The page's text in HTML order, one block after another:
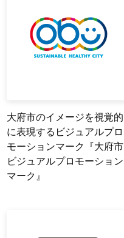
大府市のイメージを視覚的
に表現するビジュアルプロ
モーションマーク『大府市
ビジュアルプロモーション
マーク』